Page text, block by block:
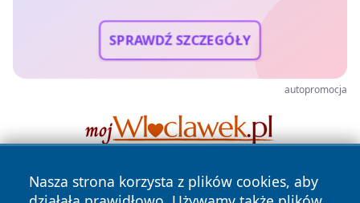
SPRAWDŹ SZCZEGÓŁY
autopromocja
Nasza strona korzysta z plików cookies, aby